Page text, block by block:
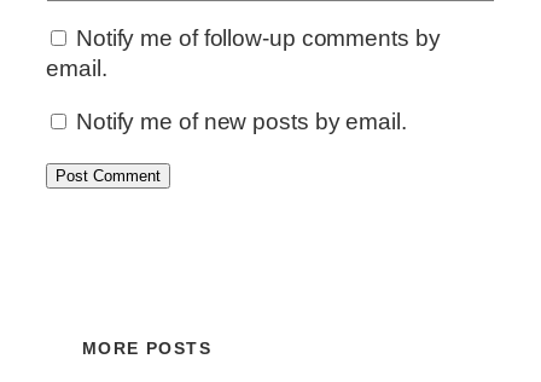
Notify me of follow-up comments by
email.
Notify me of new posts by email.
MORE POSTS